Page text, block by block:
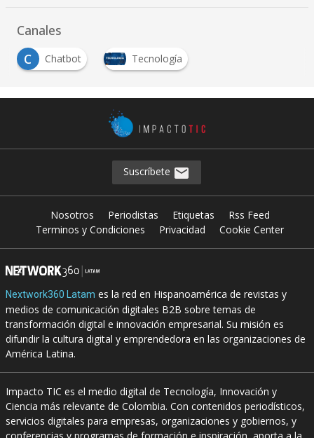
Canales
C
Chatbot Tecnología
Suscríbete
Nosotros Periodistas Etiquetas
Rss Feed
Terminos y Condiciones
Privacidad Cookie Center
Nextwork360 Latam es la red en Hispanoamérica de revistas y
medios de comunicación digitales B2B sobre temas de
transformación digital e innovación empresarial. Su misión es
difundir la cultura digital y emprendedora en las organizaciones de
América Latina.
Impacto TIC es el medio digital de Tecnología, Innovación y
Ciencia más relevante de Colombia. Con contenidos periodísticos,
servicios digitales para empresas, organizaciones y gobiernos, y
conferencias y programas de formación e inspiración, aporta a la